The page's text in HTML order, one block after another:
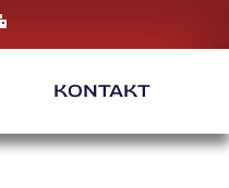
KONTAKT